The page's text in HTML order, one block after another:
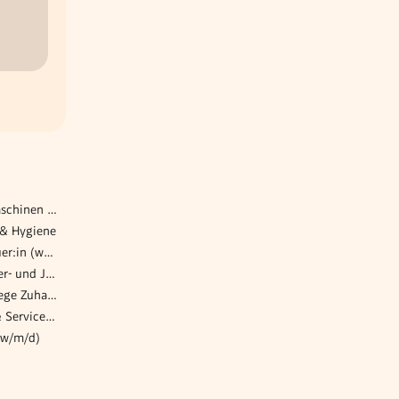
Servicetechniker für Baumaschinen (w/m/x)
Hygiene
Senior Firmenkundenbetreuer:in (w/m/d) für Small Corporates bzw. Medium Corporates - Innsbruck
Fachkräfte im Bereich Kinder- und Jugendpsychiatrie (m/w/d)
Pflegefachassistent*in | Pflege Zuhause Neunkirchen
Head of Group IT Support & Service Excellence (all genders)
m/d)